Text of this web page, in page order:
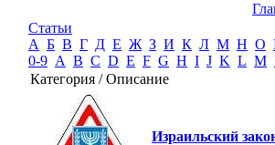
Статьи
А Б В Г Д Е Ж З И К Л М Н О
0-9 A B C D E F G H I J K L M
Категория / Описание
Израильский